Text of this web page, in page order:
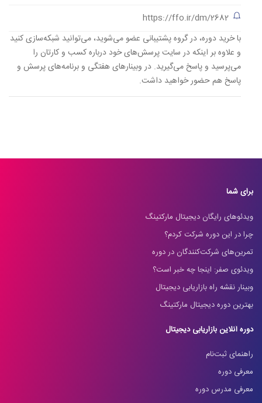
https://ffo.ir/dm/2682
با خرید دوره، در گروه پشتیبانی عضو می‌شوید، می‌توانید شبکه‌سازی کنید
و علاوه بر اینکه در سایت پرسش‌های خود درباره کسب و کارتان را
می‌پرسید و پاسخ می‌گیرید. در وبینارهای هفتگی و برنامه‌های پرسش و
پاسخ هم حضور خواهید داشت.
برای شما
ویدئوهای رایگان دیجیتال مارکتینگ
چرا در این دوره شرکت کردم؟
تمرین‌های شرکت‌کنندگان در دوره
ویدئوی صفر: اینجا چه خبر است؟
وبینار نقشه راه بازاریابی دیجیتال
بهترین دوره دیجیتال مارکتینگ
دوره آنلاین بازاریابی دیجیتال
راهنمای ثبت‌نام
معرفی دوره
معرفی مدرس دوره